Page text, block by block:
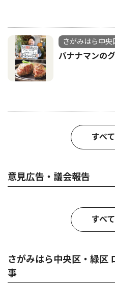
さがみはら中央
バナナマンの
すべ
意見広告・議会報告
すべ
さがみはら中央区・緑区
事